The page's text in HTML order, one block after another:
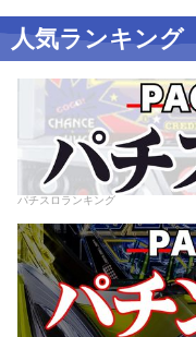
人気ランキング
パチスロランキング